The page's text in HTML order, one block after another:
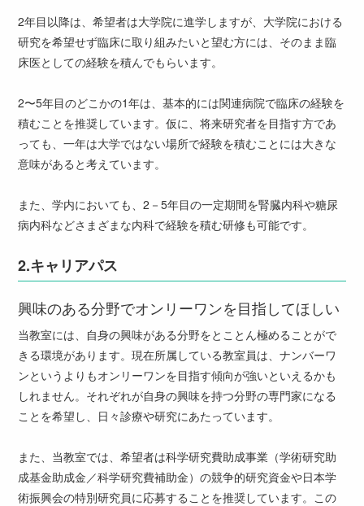
2年目以降は、希望者は大学院に進学しますが、大学院における
研究を希望せず臨床に取り組みたいと望む方には、そのまま臨
床医としての経験を積んでもらいます。
2〜5年目のどこかの1年は、基本的には関連病院で臨床の経験を
積むことを推奨しています。仮に、将来研究者を目指す方であ
っても、一年は大学ではない場所で経験を積むことには大きな
意味があると考えています。
また、学内においても、2－5年目の一定期間を腎臓内科や糖尿
病内科などさまざまな内科で経験を積む研修も可能です。
2.キャリアパス
興味のある分野でオンリーワンを目指してほしい
当教室には、自身の興味がある分野をとことん極めることがで
きる環境があります。現在所属している教室員は、ナンバーワ
ンというよりもオンリーワンを目指す傾向が強いといえるかも
しれません。それぞれが自身の興味を持つ分野の専門家になる
ことを希望し、日々診療や研究にあたっています。
また、当教室では、希望者は科学研究費助成事業（学術研究助
成基金助成金／科学研究費補助金）の競争的研究資金や日本学
術振興会の特別研究員に応募することを推奨しています。この